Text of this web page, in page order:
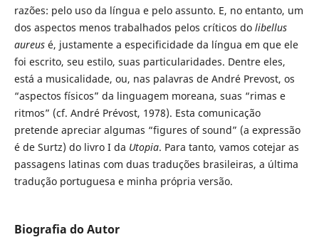
razões: pelo uso da língua e pelo assunto. E, no entanto, um
dos aspectos menos trabalhados pelos críticos do libellus
aureusé, justamente a especificidade da língua em que ele
foi escrito, seu estilo, suas particularidades. Dentre eles,
está a musicalidade, ou, nas palavras de André Prevost, os
“aspectos físicos” da linguagem moreana, suas “rimas e
ritmos” (cf. André Prévost, 1978). Esta comunicação
pretende apreciar algumas “figures of sound” (a expressão
é de Surtz) do livro I da Utopia. Para tanto, vamos cotejar as
passagens latinas com duas traduções brasileiras, a última
tradução portuguesa e minha própria versão.
Biografia do Autor